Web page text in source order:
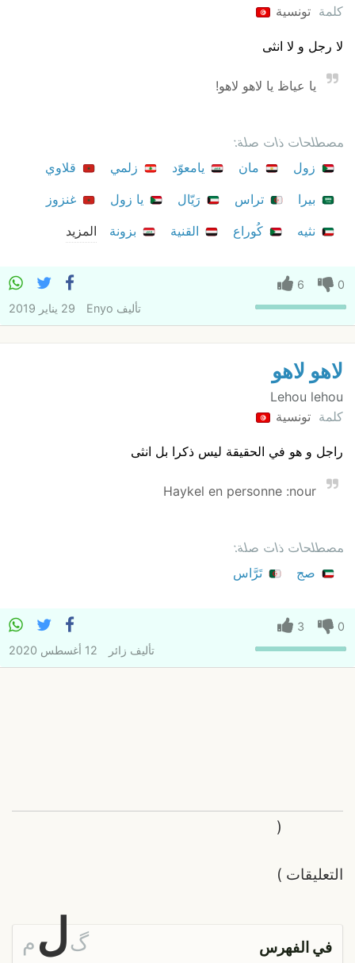
كلمة تونسية
لا رجل و لا انثى
يا عياظ يا لاهو لاهو!
مصطلحات ذات صلة:
زول
مان يامعوّد زلمي
قلاوي
بيرا
تراس رَيّال يا زول
غنزوز
نثيه
كُوراع القنية بزونة المزيد
0
6
تأليف Enyo 29 يناير 2019
لاهو لاهو
Lehou lehou
كلمة تونسية
راجل و هو في الحقيقة ليس ذكرا بل انثى
Haykel en personne :nour
مصطلحات ذات صلة:
صج
تَرَّاس
0
3
تأليف زائر 12 أغسطس 2020
التعليقات
(
)
في الفهرس گل م